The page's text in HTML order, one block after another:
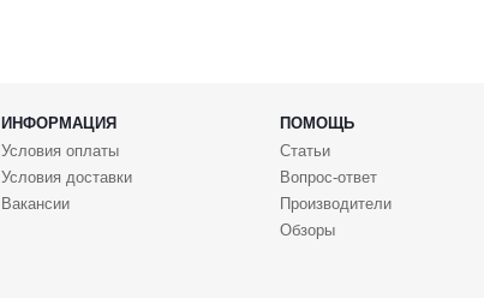
ИНФОРМАЦИЯ
ПОМОЩЬ
Условия оплаты
Условия доставки
Вакансии
Статьи
Вопрос-ответ
Производители
Обзоры